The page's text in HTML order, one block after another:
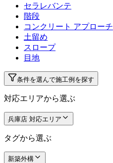
セラレバンテ
階段
コンクリート アプローチ
土留め
スロープ
目地
条件を選んで施工例を探す
対応エリアから選ぶ
兵庫店 対応エリア
タグから選ぶ
新築外構